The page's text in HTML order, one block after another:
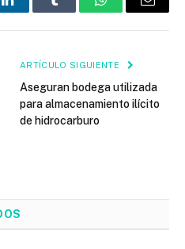
LinkedInTumblr WhatsAppEmail
ARTÍCULO SIGUIENTE
Aseguran bodega utilizada
para almacenamiento ilícito
de hidrocarburo